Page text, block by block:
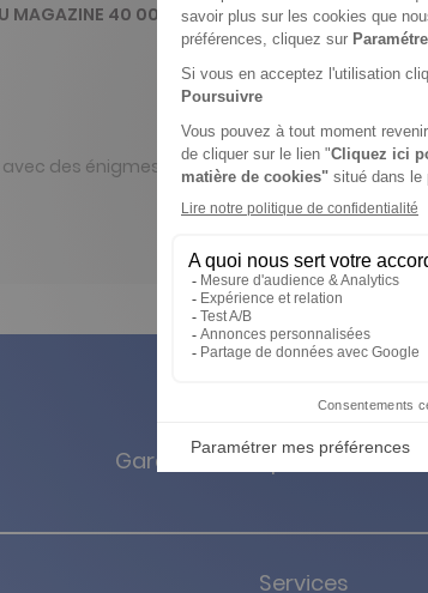
MAGAZINE 40 000 CASES
avec des énigmes variées vous permettront
Garanties des prix les + bas
Services